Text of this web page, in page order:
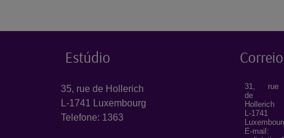
Estúdio
35, rue de Hollerich
L-1741 Luxembourg
Telefone: 1363
Correio
31, rue
de
Hollerich
L-1741
E-mail: